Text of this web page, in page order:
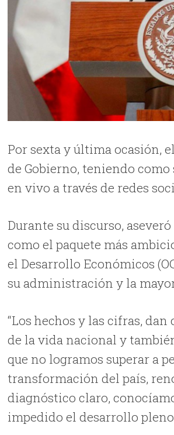
Por sexta y última ocasión,
de Gobierno, teniendo
en vivo a través de redes
Durante su discurso,
como el paquete más
el Desarrollo Económicos
su administración y la
“Los hechos y las cifras,
de la vida nacional y
que no logramos superar a
transformación del país,
diagnóstico claro,
impedido el desarrollo pleno